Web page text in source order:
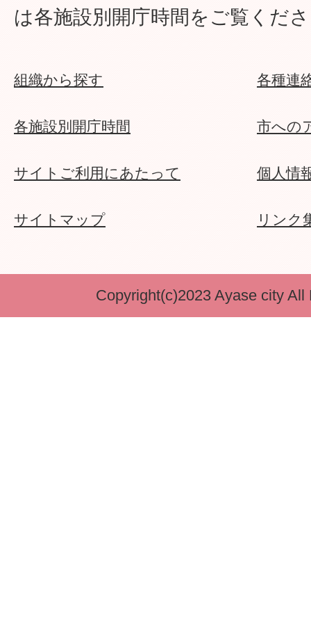
は各施設別開庁時間をご覧くだ
組織から探す 各種連
各施設別開庁時間 市への
サイトご利用にあたって 個人情
サイトマップ リンク
Copyright(c)2023 Ayase city